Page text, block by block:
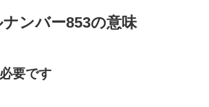
ンバー853の意味
要です